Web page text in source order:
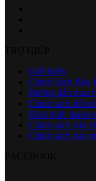
Giới thiệu
Chính Sách Bảo
Hướng dẫn mua
Chính sách đổi
Hình thức thanh
Chính sách vận
Chính sách bảo